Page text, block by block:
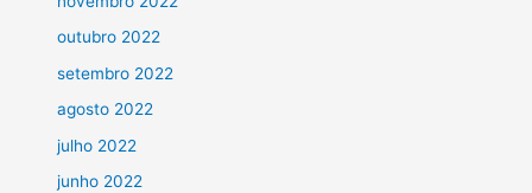
outubro 2022
setembro 2022
agosto 2022
julho 2022
junho 2022